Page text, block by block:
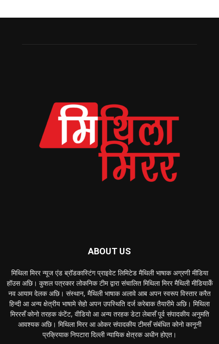
ABOUT US
मिथिला मिरर न्यूज एंड ब्रॉडकास्टिंग प्राइवेट लिमिटेड मैथिली भाषाक अग्रणी मीडिया
हॉउस अछि। कुशल पत्रकार लोकनिक टीम द्वारा संचालित मिथिला मिरर मैथिली मीडियाकेँ
नव आयाम देलक अछि। संस्थान, मैथिली भाषाक अलावे आब अपन स्वरूप विस्तार करैत
हिन्दी आ अन्य क्षेत्रीय भाषामे सेहो अपन उपस्थिति दर्ज करेबाक तैयारीमे अछि। मिथिला
मिररसँ कोनो तरहक कंटेंट, वीडियो आ अन्य तरहक डेटा लेबासँ पूर्व संपादकीय अनुमति
आवश्यक अछि। मिथिला मिरर आ ओकर संपादकीय टीमसँ संबंधित कोनो कानूनी
प्रक्रियाक निपटारा दिल्ली न्यायिक क्षेत्रक अधीन होएत।